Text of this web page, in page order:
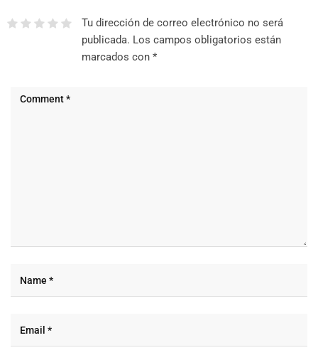
Tu dirección de correo electrónico no será
publicada. Los campos obligatorios están
marcados con *